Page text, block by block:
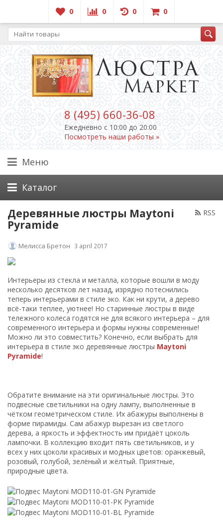
0 0 0 0
8 (495) 660-36-08
Ежедневно c 10:00 до 20:00
Посмотреть наши работы »
Меню
Каталог
RSS
Деревянные люстры Maytoni
Pyramide
Мелисса Бретон 3 april 2017
Интерьеры из стекла и металла, которые вошли в моду
несколько десятков лет назад, изрядно потеснились
теперь интерьерами в стиле эко. Как ни крути, а дерево
всё-таки теплее, уютнее! Но старинные люстры в виде
тележного колеса годятся не для всякого интерьера – для
современного интерьера и формы нужны современные!
Можно ли это совместить? Конечно, если выбрать для
интерьера в стиле эко деревянные люстры Maytoni
Pyramide!
Обратите внимание на эти оригинальные люстры. Это
подвесные светильники на одну лампу, выполненные в
чётком геометрическом стиле. Их абажуры выполнены в
форме пирамиды. Сам абажур вырезан из светлого
дерева, а яркость и эффектность им придаёт цоколь
лампочки. В коллекцию входит пять светильников, и у
всех у них цоколи красивых и модных цветов: оранжевый,
розовый, голубой, зелёный и жёлтый. Приятные,
природные цвета.